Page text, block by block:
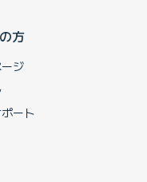
方
ジ
ート